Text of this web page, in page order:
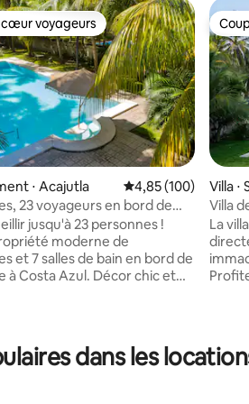
base de 141 commentaires : 4,97 sur
cœur voyageurs
voyageurs
⋅ Acajutla Évaluation
4,85 (100)
23 voyageurs en bord de
Playa Costa Azul
jusqu'à 23 personnes !
moderne de
et 7 salles de bain en bord de
à Costa Azul. Décor chic et
magnifique palapa,
et cuisine
Villa ⋅
Villa
La
avec
dans les